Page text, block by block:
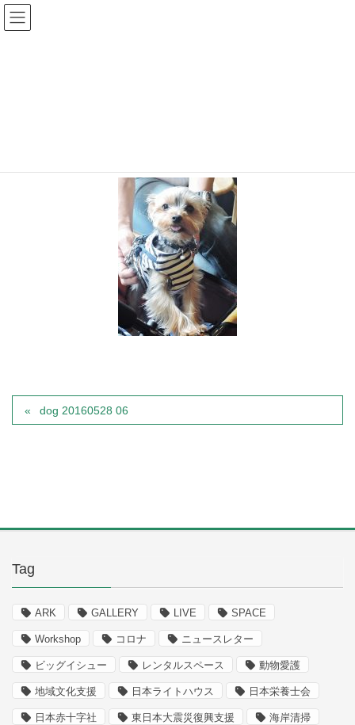
Warning
dog 20160528 06
Tag
ARK GALLERY LIVE SPACE
Workshop コロナ ニュースレター
ビッグイシュー レンタルスペース 動物愛護
地域文化支援 日本ライトハウス 日本栄養士会
日本赤十字社 東日本大震災復興支援 海岸清掃